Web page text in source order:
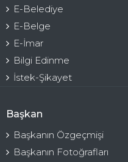
E-Belediye
E-Belge
E-İmar
Bilgi Edinme
İstek-Şikayet
Başkan
Başkanın Özgeçmişi
Başkanın Fotoğrafları